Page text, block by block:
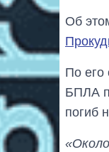
Об
По его
БПЛА
погиб